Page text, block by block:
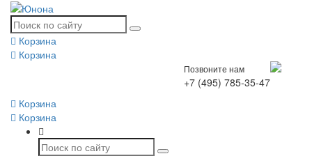
Корзина
Корзина
Позвоните нам
+7 (495) 785-35-47
Корзина
Корзина